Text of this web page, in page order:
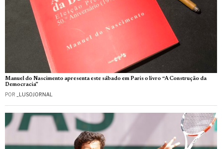
Manuel do Nascimento apresenta este sábado em Paris o livro “A Construção da
Democracia”
POR _LUSOJORNAL